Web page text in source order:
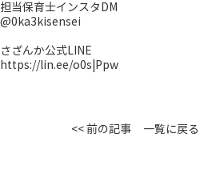
担当保育士インスタDM
@0ka3kisensei
さざんか公式LINE
https://lin.ee/o0s|Ppw
<< 前の記事 一覧に戻る